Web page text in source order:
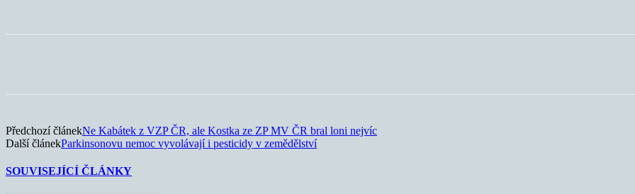
Předchozí článekNe Kabátek z VZP ČR, ale Kostka ze ZP MV ČR bral loni nejvíc
Další článekParkinsonovu nemoc vyvolávají i pesticidy v zemědělství
SOUVISEJÍCÍ ČLÁNKY